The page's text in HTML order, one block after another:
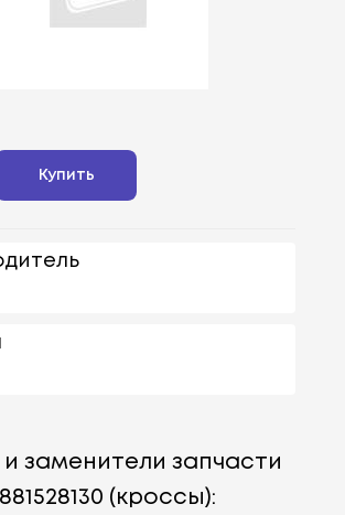
Купить
заменители запчасти
(кроссы):